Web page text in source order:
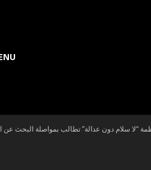
“لا سلام دون عدالة” تطالب بمواصلة البحث